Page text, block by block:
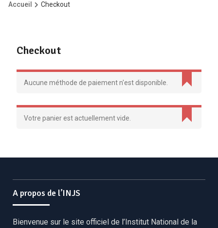
Accueil Checkout
Checkout
Aucune méthode de paiement n'est disponible.
Votre panier est actuellement vide.
A propos de l’INJS
Bienvenue sur le site officiel de l’Institut National de la